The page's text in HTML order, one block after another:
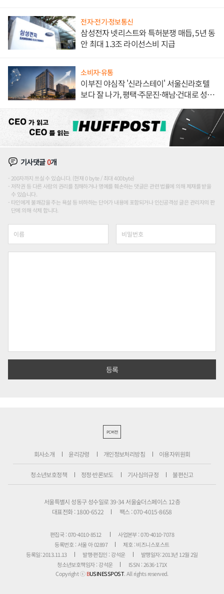
전자·전기·정보통신
삼성전자 넷리스트와 특허분쟁 매듭, 5년 동
안 최대 1.3조 라이선스비 지급
소비자·유통
이부진 야심작 '신라스테이' 서울신라호텔
보다 잘 나가, 평택·주문진·해남·건대로 성
기사댓글0개
200자까지 쓰실 수 있습니다. (현재 0 byte / 최대 400byte)
저작권 등 다른 사람의 권리를 침해하거나 명예를 훼손하는 댓글은 관련 법률에 의해 제재를 받을
수 있습니다.
타인에게 불쾌감을 주는 욕설 등 비하하는 단어가 내용에 포함되거나 인신공격성 글은 관리자의 판
단에 의해 삭제 합니다.
PC버전
회사소개 윤리강령 개인정보처리방침 이용자위원회
청소년보호정책 정정·반론보도 기사심의규정 불편신고
서울특별시 성동구 성수일로 39-34 서울숲더스페이스 12층
대표전화 : 1800-6522
팩스 : 070-4015-8658
편집국 : 070-4010-8512
사업본부 : 070-4010-7078
등록번호 : 서울 아 02897
제호 : 비즈니스포스트
등록일: 2013.11.13
발행·편집인 : 강석운
발행일자: 2013년 12월 2일
청소년보호책임자 : 강석운
ISSN : 2636-171X
Copyright ⓒBUSINESSPOST. All rights reserved.